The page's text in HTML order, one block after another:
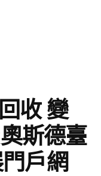
收 變
斯德臺
戶網